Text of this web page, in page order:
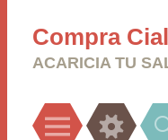
Compra
ACARICIA TU
Menu